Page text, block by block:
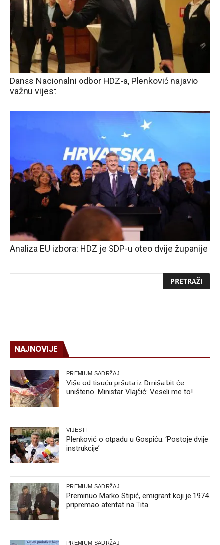
Danas Nacionalni odbor HDZ-a, Plenković najavio
važnu vijest
Analiza EU izbora: HDZ je SDP-u oteo dvije županije
NAJNOVIJE
PREMIUM SADRŽAJ
Više od tisuću pršuta iz Drniša bit će
uništeno. Ministar Vlajčić: Veseli me to!
VIJESTI
Plenković o otpadu u Gospiću: ‘Postoje dvije
instrukcije’
PREMIUM SADRŽAJ
Preminuo Marko Stipić, emigrant koji je 1974.
pripremao atentat na Tita
PREMIUM SADRŽAJ